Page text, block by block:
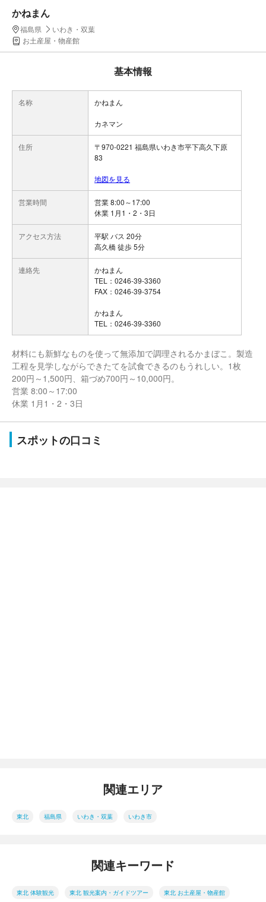
かねまん
福島県
いわき・双葉
お土産屋・物産館
基本情報
名称 かねまん
カネマン
住所
〒970-0221 福島県いわき市平下高久下原
83
地図を見る
営業時間
営業 8:00～17:00
休業 1月1・2・3日
アクセス方法
平駅 バス 20分
高久橋 徒歩 5分
連絡先
かねまん
TEL：0246-39-3360
FAX：0246-39-3754
かねまん
TEL：0246-39-3360
材料にも新鮮なものを使って無添加で調理されるかまぼこ。製造
工程を見学しながらできたてを試食できるのもうれしい。1枚
200円～1,500円、箱づめ700円～10,000円。
営業 8:00～17:00
休業 1月1・2・3日
スポットの口コミ
関連エリア
東北 福島県 いわき・双葉 いわき市
関連キーワード
東北 体験観光 東北 観光案内・ガイドツアー 東北 お土産屋・物産館